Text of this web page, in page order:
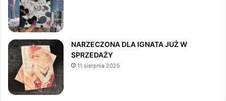
NARZECZONA DLA IGNATA JUŻ W
SPRZEDAŻY
11 sierpnia 2025